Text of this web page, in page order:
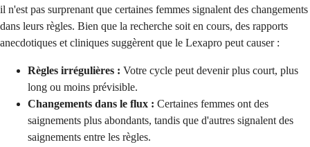
il n'est pas surprenant que certaines femmes signalent des changements
dans leurs règles. Bien que la recherche soit en cours, des rapports
anecdotiques et cliniques suggèrent que le Lexapro peut causer :
Règles irrégulières : Votre cycle peut devenir plus court, plus
long ou moins prévisible.
Changements dans le flux : Certaines femmes ont des
saignements plus abondants, tandis que d'autres signalent des
saignements entre les règles.